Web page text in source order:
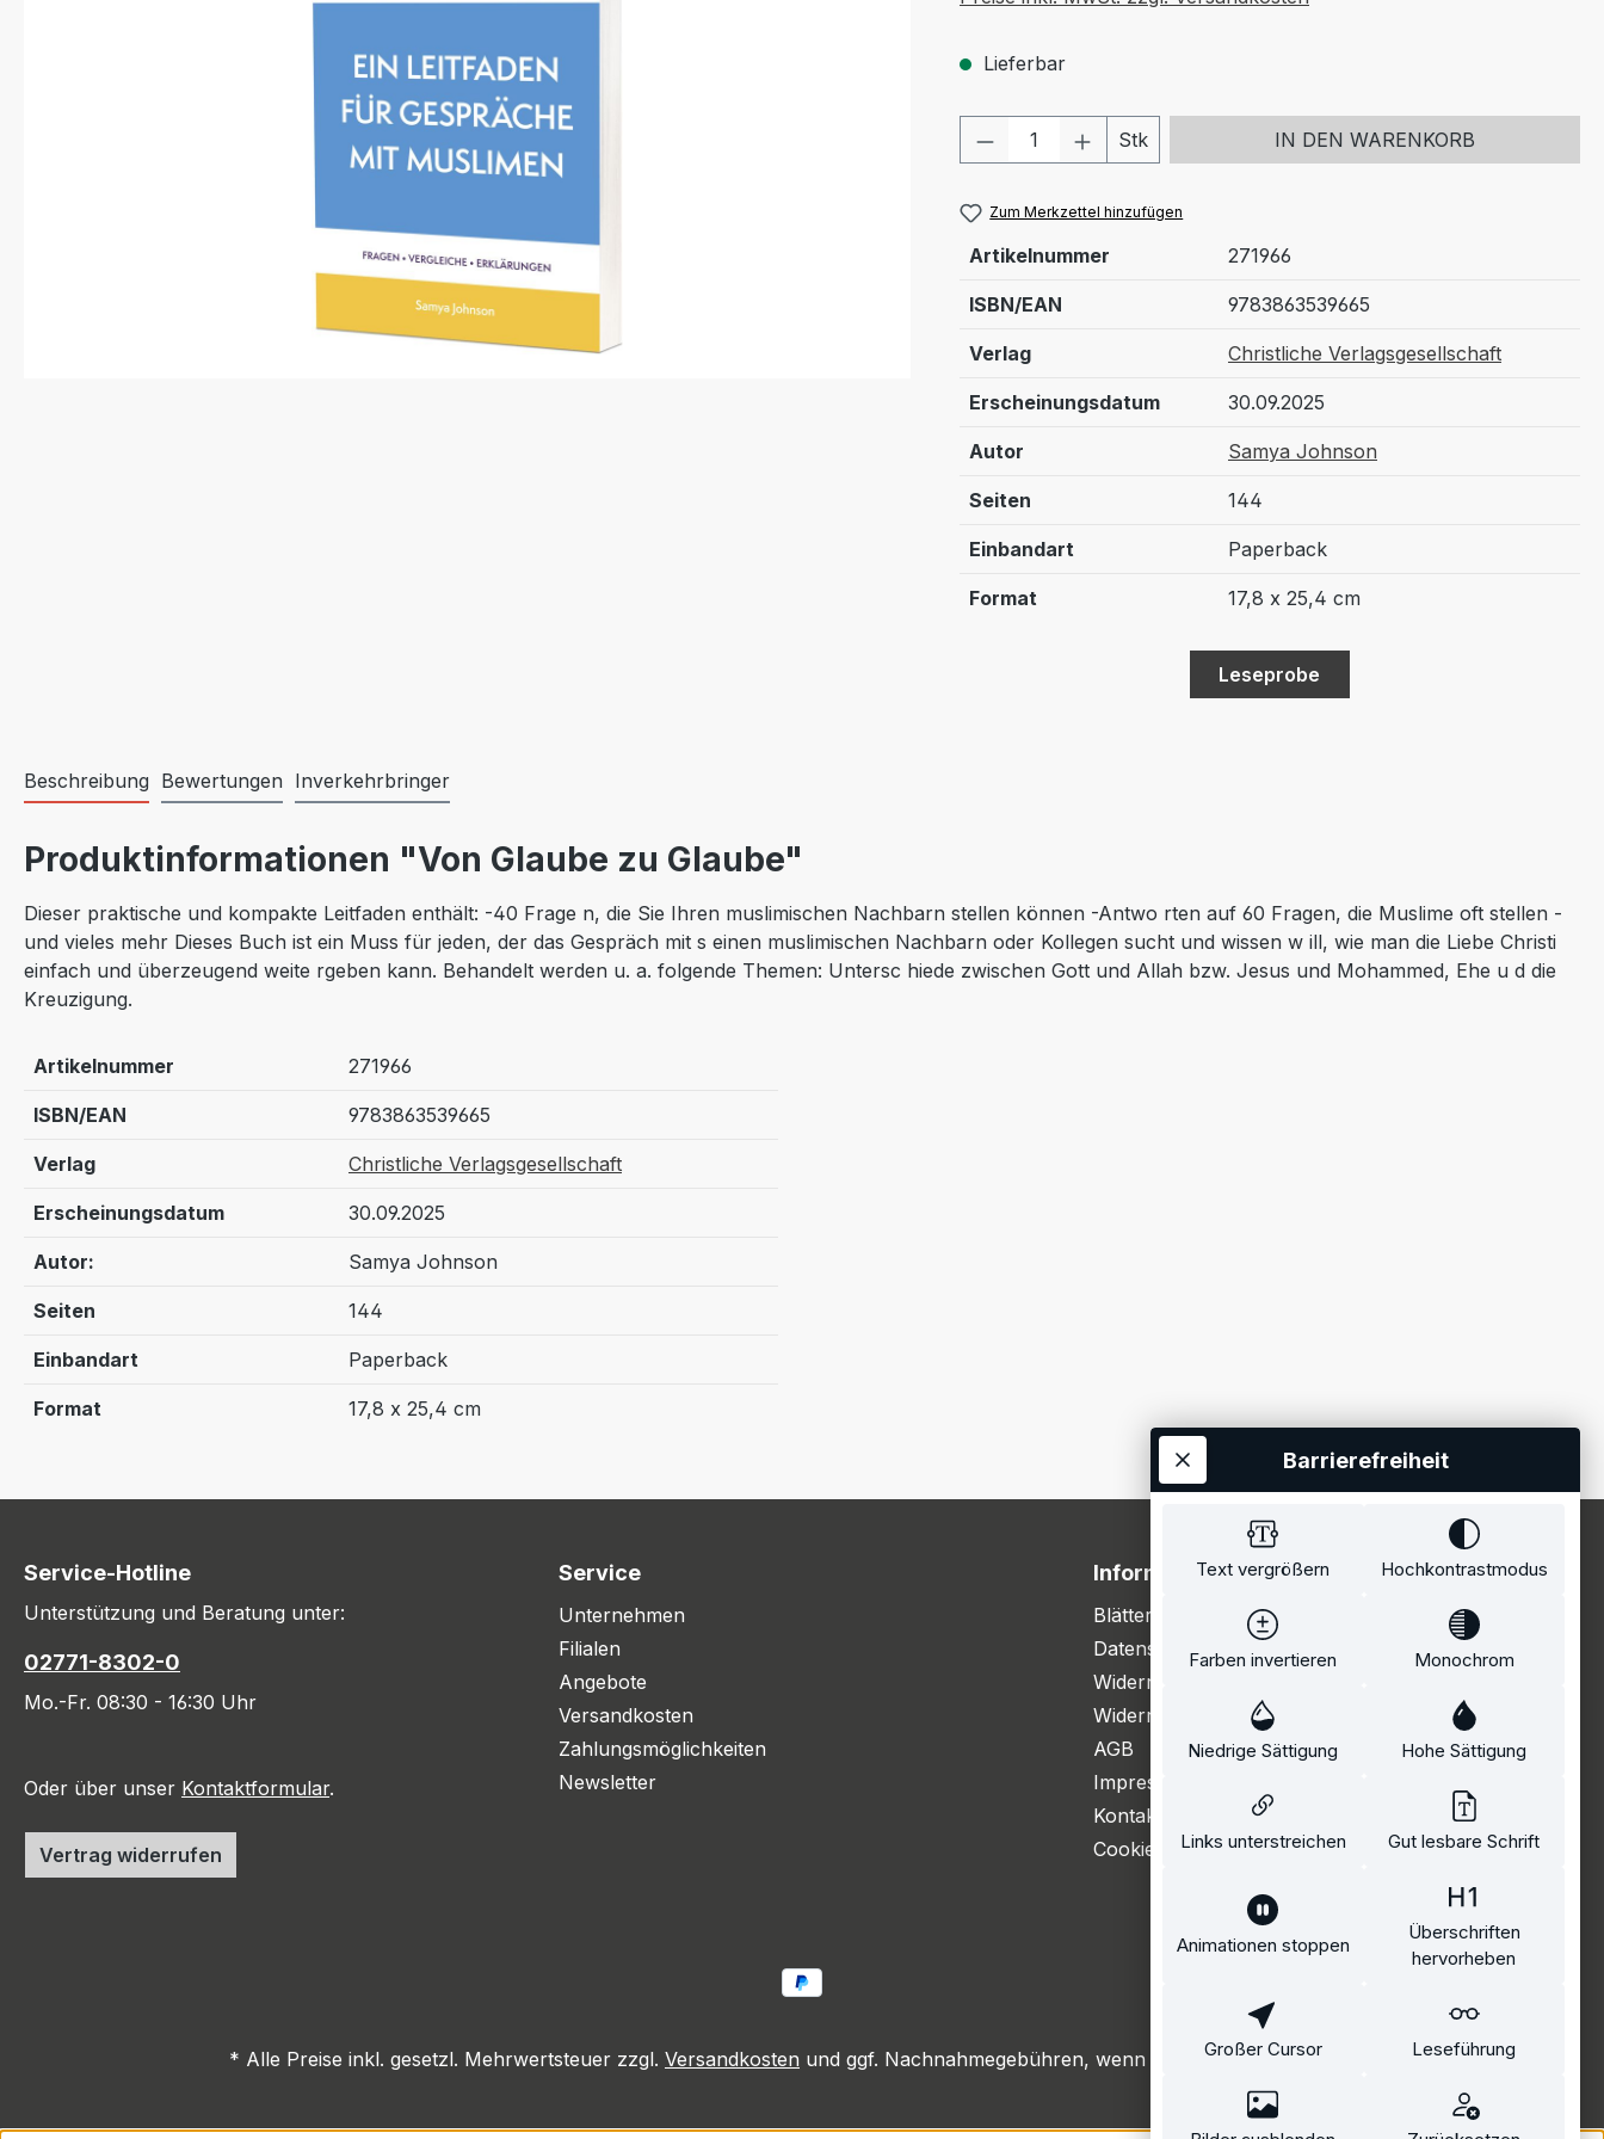
Lieferbar
Produkt Anzahl: Gib den gewünschten Wert
Stk IN DEN WARENKORB
Zum Merkzettel hinzufügen
Artikelnummer 271966
ISBN/EAN 9783863539665
Verlag Christliche Verlagsgesellschaft
Erscheinungsdatum 30.09.2025
Autor Samya Johnson
Seiten 144
Einbandart Paperback
Format 17,8 x 25,4 cm
Leseprobe
Beschreibung Bewertungen Inverkehrbringer
Produktinformationen "Von Glaube zu Glaube"
Dieser praktische und kompakte Leitfaden enthält: -40 Frage n, die Sie Ihren muslimischen Nachbarn stellen können -Antwo rten auf 60 Fragen, die Muslime oft stellen -
und vieles mehr Dieses Buch ist ein Muss für jeden, der das Gespräch mit s einen muslimischen Nachbarn oder Kollegen sucht und wissen w ill, wie man die Liebe Christi
einfach und überzeugend weite rgeben kann. Behandelt werden u. a. folgende Themen: Untersc hiede zwischen Gott und Allah bzw. Jesus und Mohammed, Ehe u d die
Kreuzigung.
Artikelnummer 271966
ISBN/EAN 9783863539665
Verlag Christliche Verlagsgesellschaft
Erscheinungsdatum 30.09.2025
Autor: Samya Johnson
Seiten 144
Einbandart Paperback
Format 17,8 x 25,4 cm
Service-Hotline
Unterstützung und Beratung unter:
02771-8302-0
Mo.-Fr. 08:30 - 16:30 Uhr
Oder über unser Kontaktformular.
Vertrag widerrufen
Service
Unternehmen
Filialen
Angebote
Versandkosten
Zahlungsmöglichkeiten
Newsletter
Information
Blätterkatalog
Datenschutzerklärung
Widerrufsbelehrung
Widerrufsformular
AGB
Impressum
Kontakt
Cookie Einstellungen
* Alle Preise inkl. gesetzl. Mehrwertsteuer zzgl. Versandkosten und ggf. Nachnahmegebühren, wenn nicht anders angegeben.
Text vergrößern Hochkontrastmodus
Farben invertieren Monochrom
Niedrige Sättigung Hohe Sättigung
Links unterstreichen Gut lesbare Schrift
Animationen stoppen
Überschriften
hervorheben
Großer Cursor Leseführung
Barrierefreiheit